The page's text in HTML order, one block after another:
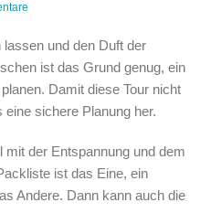
und den Duft der
ist das Grund genug, ein
Damit diese Tour nicht
sichere Planung her.
der Entspannung und dem
ist das Eine, ein
Andere. Dann kann auch die